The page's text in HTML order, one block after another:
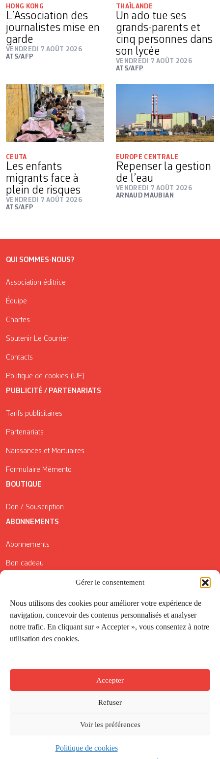
Gérer le consentement
Nous utilisons des cookies pour améliorer votre expérience de
navigation, concevoir des contenus personnalisés et analyser
notre trafic. En cliquant sur « Accepter », vous consentez à notre
utilisation des cookies.
Accepter
Refuser
Voir les préférences
Politique de cookies
HONG KONG
L’Association des
journalistes mise en
garde
VENDREDI 7 AOÛT 2026
ATS/AFP
THAÏLANDE
Un ado tue ses
grands-parents et
cinq personnes dans
son lycée
VENDREDI 7 AOÛT 2026
ATS/AFP
CEUTA
Les enfants
migrants face à
plein de risques
VENDREDI 7 AOÛT 2026
ATS/AFP
EUROPE CENTRALE
Repenser la gestion
de l’eau
VENDREDI 7 AOÛT 2026
ARNAUD MAUBIAN
QUI SOMMES-NOUS?
Association éditrice
Équipe
Chartes
Soutenir Le Courrier
Contacts
Politique de cookies (UE)
PUBLICITÉ / PARTENARIATS
Tarifs publicitaires
Partenariats
Naissances et Mortuaires
Formulaire Mémento
BOUTIQUE
Don / Souscription
ABONNEMENTS
Abonnements
Bon cadeau
Conditions générales de vente
Réductions de la Carte Côté Courrier
Application